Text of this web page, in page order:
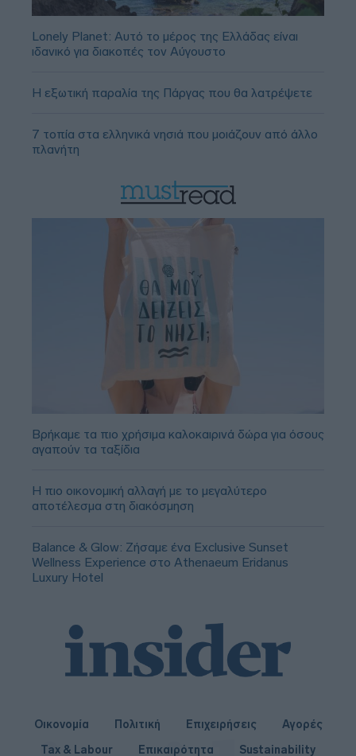
Lonely Planet: Αυτό το μέρος της Ελλάδας είναι
ιδανικό για διακοπές τον Αύγουστο
Η εξωτική παραλία της Πάργας που θα λατρέψετε
7 τοπία στα ελληνικά νησιά που μοιάζουν από άλλο
πλανήτη
Βρήκαμε τα πιο χρήσιμα καλοκαιρινά δώρα για όσους
αγαπούν τα ταξίδια
Η πιο οικονομική αλλαγή με το μεγαλύτερο
αποτέλεσμα στη διακόσμηση
Balance & Glow: Ζήσαμε ένα Exclusive Sunset
Wellness Experience στο Athenaeum Eridanus
Luxury Hotel
Οικονομία Πολιτική Επιχειρήσεις
Αγορές
Tax & Labour
Επικαιρότητα Sustainability